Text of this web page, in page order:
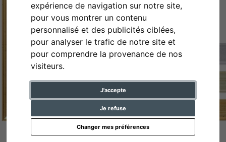
expérience de navigation sur notre site,
pour vous montrer un contenu
personnalisé et des publicités ciblées,
pour analyser le trafic de notre site et
pour comprendre la provenance de nos
visiteurs.
J'accepte
Je refuse
Changer mes préférences
Retour